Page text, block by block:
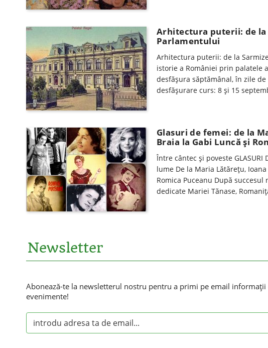
Arhitectura puterii: de la
Parlamentului
Arhitectura puterii: de la
istorie a României prin palatele
desfăşura săptămânal, în zile
desfăşurare curs: 8 și 15
Glasuri de femei: de la
Braia la Gabi Luncă și
Între cântec și poveste GLASURI
lume De la Maria Lătărețu,
Romica Puceanu După
dedicate Mariei Tănase,
Newsletter
Abonează-te la newsletterul nostru pentru a primi pe email informaţii
evenimente!